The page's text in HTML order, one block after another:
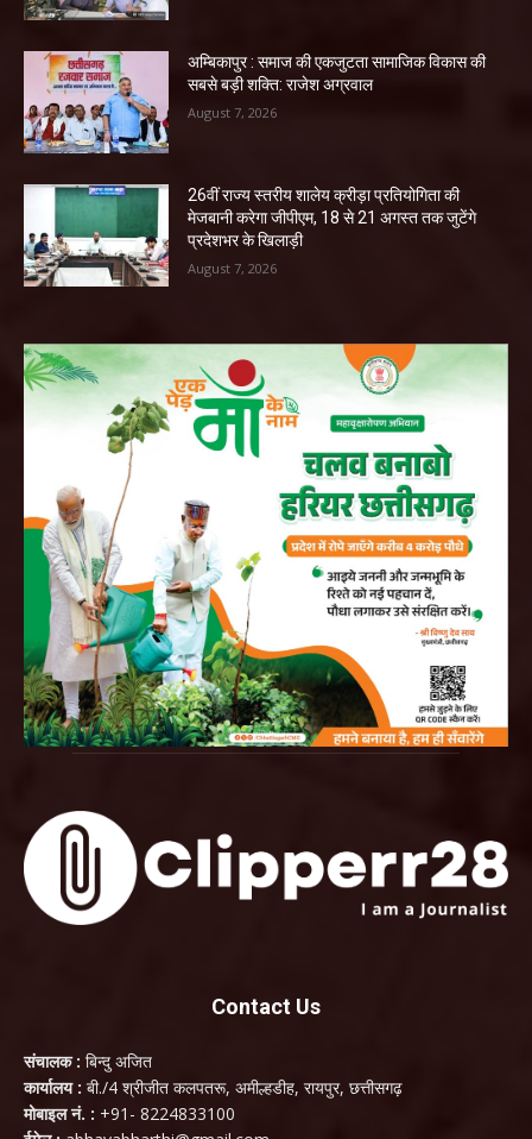
अम्बिकापुर : समाज की एकजुटता सामाजिक विकास की
सबसे बड़ी शक्ति: राजेश अग्रवाल
August 7, 2026
26वीं राज्य स्तरीय शालेय क्रीड़ा प्रतियोगिता की
मेजबानी करेगा जीपीएम, 18 से 21 अगस्त तक जुटेंगे
प्रदेशभर के खिलाड़ी
August 7, 2026
Contact Us
संचालक : बिन्दु अजित
कार्यालय : बी./4 श्रीजीत कलपतरू, अमील्हडीह, रायपुर, छत्तीसगढ़
मोबाइल नं. : +91- 8224833100